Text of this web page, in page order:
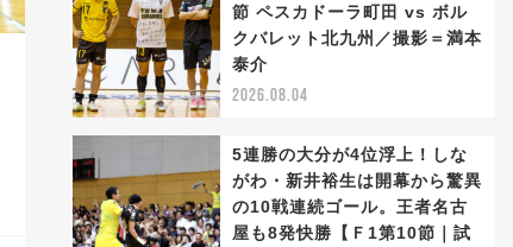
節 ペスカドーラ町田 vs ボル
クバレット北九州／撮影＝満本
泰介
2026.08.04
5連勝の大分が4位浮上！しな
がわ・新井裕生は開幕から驚異
の10戦連続ゴール。王者名古
屋も8発快勝【Ｆ1第10節｜試